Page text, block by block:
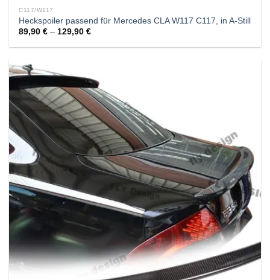
C117/W117
Heckspoiler passend für Mercedes CLA W117 C117, in A-Still
89,90€ –129,90€